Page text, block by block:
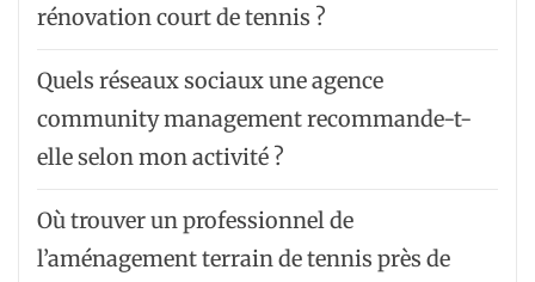
rénovation court de tennis ?
Quels réseaux sociaux une agence
community management recommande-t-
elle selon mon activité ?
Où trouver un professionnel de
l’aménagement terrain de tennis près de